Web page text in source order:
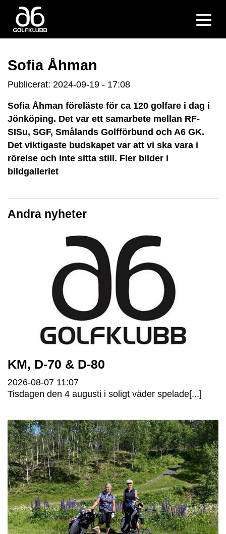
Sofia Åhman
Publicerat: 2024-09-19 - 17:08
Sofia Åhman föreläste för ca 120 golfare i dag i
Jönköping. Det var ett samarbete mellan RF-
SISu, SGF, Smålands Golfförbund och A6 GK.
Det viktigaste budskapet var att vi ska vara i
rörelse och inte sitta still. Fler bilder i
bildgalleriet
Andra nyheter
KM, D-70 & D-80
2026-08-07 11:07
Tisdagen den 4 augusti i soligt väder spelade[...]